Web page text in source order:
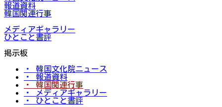
報道資料
韓国関連行事
メディアギャラリー
ひとこと書評
掲示板
・ 韓国文化院ニュース
・ 報道資料
・ 韓国関連行事
・ メディアギャラリー
・ ひとこと書評